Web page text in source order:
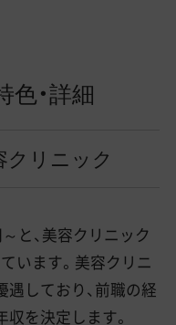
・詳細
リニック
と、美容クリニック
います。美容クリニ
遇しており、前職の経
を決定します。